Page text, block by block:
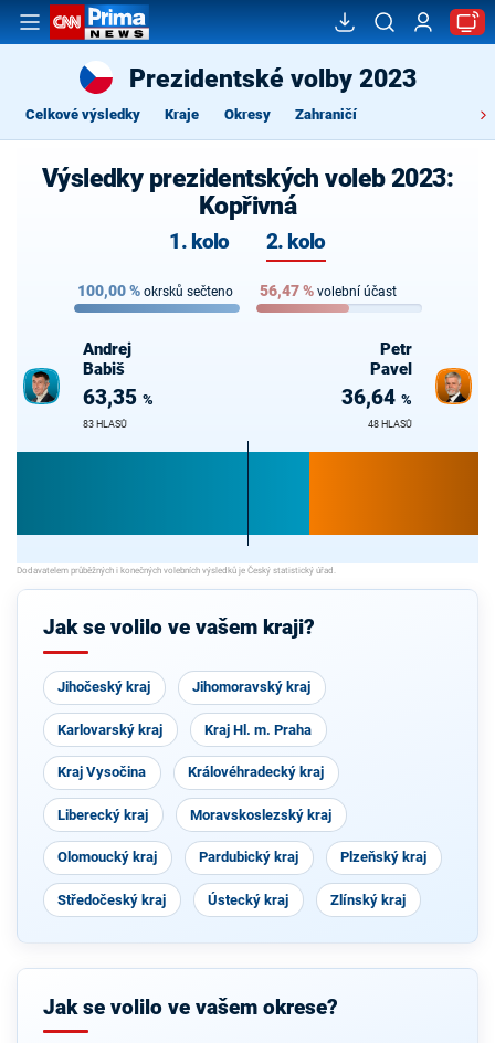
Prezidentské volby 2023
Celkové výsledky Kraje Okresy Zahraničí
Výsledky prezidentských voleb 2023:
Kopřivná
1. kolo 2. kolo
100,00% okrsků sečteno 56,47% volební účast
Andrej
Babiš
63,35 %
83 HLASŮ
Petr
Pavel
36,64 %
48 HLASŮ
Jak se volilo ve vašem kraji?
Jihočeský kraj Jihomoravský kraj
Karlovarský kraj Kraj Hl. m. Praha
Kraj Vysočina Královéhradecký kraj
Liberecký kraj Moravskoslezský kraj
Olomoucký kraj Pardubický kraj Plzeňský kraj
Středočeský kraj Ústecký kraj Zlínský kraj
Jak se volilo ve vašem okrese?